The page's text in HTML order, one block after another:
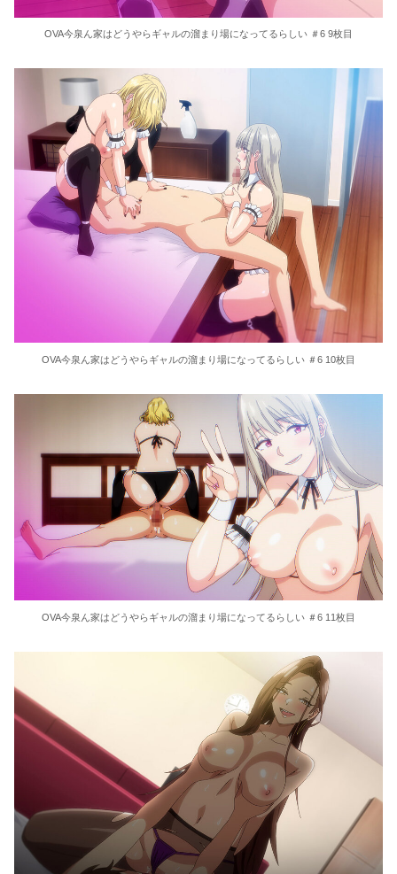
OVA今泉ん家はどうやらギャルの溜まり場になってるらしい ＃6 9枚目
OVA今泉ん家はどうやらギャルの溜まり場になってるらしい ＃6 10枚目
OVA今泉ん家はどうやらギャルの溜まり場になってるらしい ＃6 11枚目